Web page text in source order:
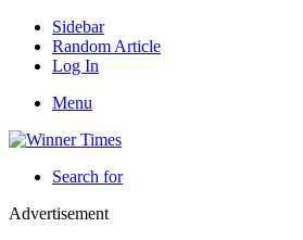
Sidebar
Random Article
Log In
Menu
Search for
Advertisement